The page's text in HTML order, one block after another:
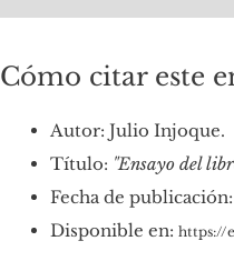
Cómo citar este
Autor: Julio Injoque.
Título: "Ensayo del
Fecha de
Disponible en: https://